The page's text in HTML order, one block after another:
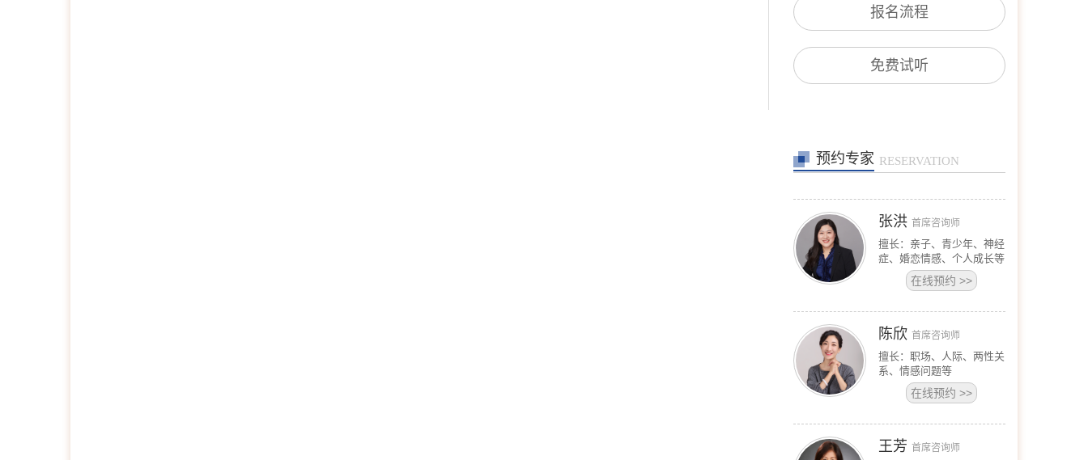
报名流程
免费试听
预约专家 RESERVATION
擅长：儿童青少年、亲子沟
通与亲职教育、恋爱婚姻与
在线预约
在线预约
张洪
擅长：亲子、青少年、神经
症、婚恋情感、个人成长等
在线预约>>
陈欣
擅长：职场、人际、两性关
系、情感问题等
在线预约>>
王芳
擅长：情绪情感(情绪困